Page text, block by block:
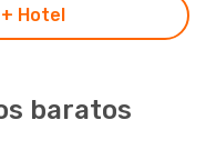
Hotel
baratos